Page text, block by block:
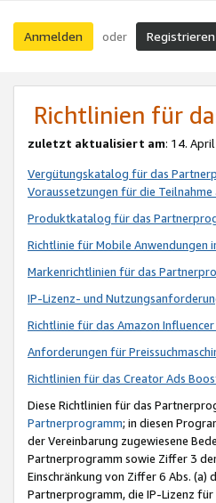
Anmelden oder Registrieren
Richtlinien für
zuletzt aktualisiert am: 14.
Vergütungskatalog für das
Voraussetzungen für die
Produktkatalog für das
Richtlinie für Mobile Anwendungen
Markenrichtlinien für das
IP-Lizenz- und
Richtlinie für das Amazon
Anforderungen für
Richtlinien für das Creator Ads
Diese Richtlinien für das
Partnerprogramm; in diesen
der Vereinbarung zugewiesene
Partnerprogramm sowie Ziffer 3
Einschränkung von Ziffer 6 Abs.
Partnerprogramm, die IP-Lizenz